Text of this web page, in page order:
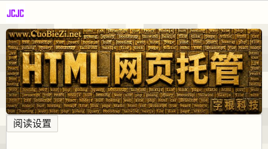
阅读设置